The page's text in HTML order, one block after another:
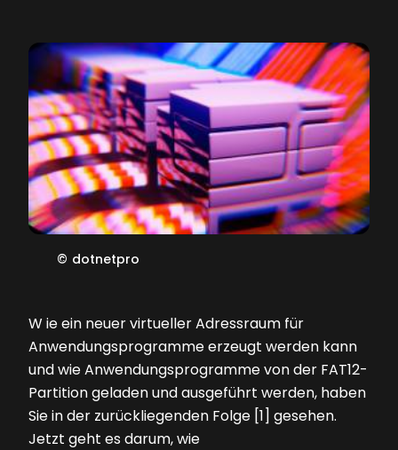
© dotnetpro
W ie ein neuer virtueller Adressraum für
Anwendungsprogramme erzeugt werden kann
und wie Anwendungsprogramme von der FAT12-
Partition geladen und ausgeführt werden, haben
Sie in der zurückliegenden Folge [1] gesehen.
Jetzt geht es darum, wie